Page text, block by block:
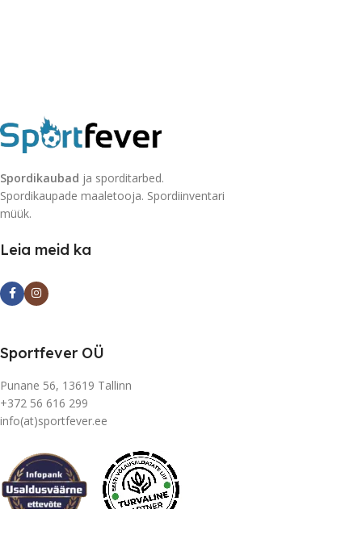
Spordikaubad ja sporditarbed.
Spordikaupade maaletooja. Spordiinventari
müük.
Leia meid ka
Sportfever OÜ
Punane 56, 13619 Tallinn
+372 56 616 299
info(at)sportfever.ee